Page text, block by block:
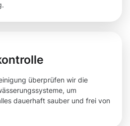
überprüfen wir die
um
dauerhaft sauber und frei von